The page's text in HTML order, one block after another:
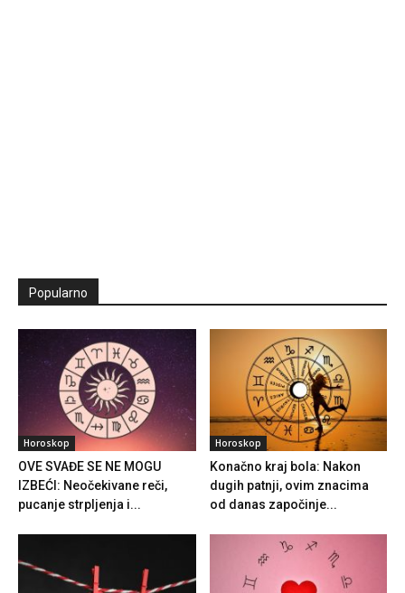
Popularno
Horoskop
OVE SVAĐE SE NE MOGU
IZBEĆI: Neočekivane reči,
pucanje strpljenja i...
Horoskop
Konačno kraj bola: Nakon
dugih patnji, ovim znacima
od danas započinje...